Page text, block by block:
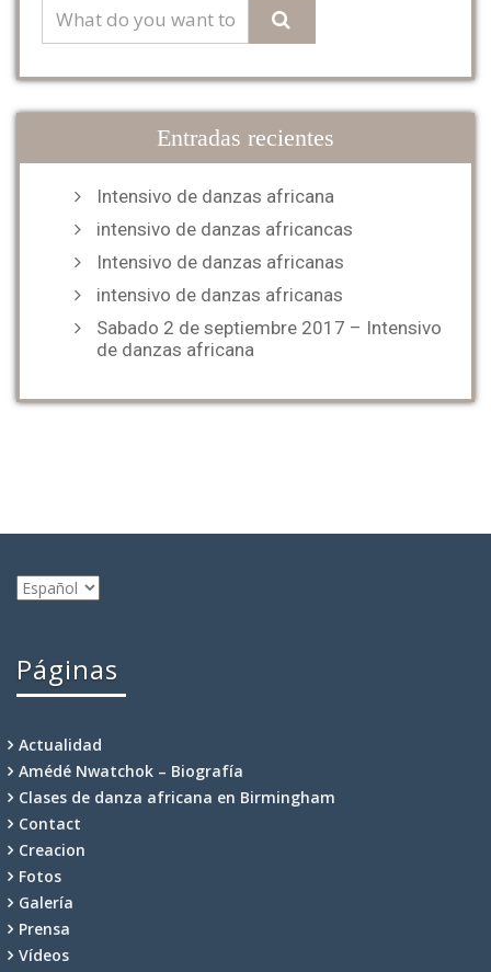
Entradas recientes
Intensivo de danzas africana
intensivo de danzas africancas
Intensivo de danzas africanas
intensivo de danzas africanas
Sabado 2 de septiembre 2017 – Intensivo
de danzas africana
Elegir
un
Páginas
Actualidad
Amédé Nwatchok – Biografía
Clases de danza africana en Birmingham
Contact
Creacion
Fotos
Galería
Prensa
Vídeos